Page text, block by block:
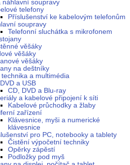
náhlavní soupravy
telefony
Příslušenství ke kabelovým telefonům
soupravy
Telefonní sluchátka s mikrofonem
věšáky
věšáky
věšáky
na deštníky
a multimédia
a USB
CD, DVD a Blu-ray
a kabelové připojení k síti
Kabelové průchodky a žlaby
zařízení
Klávesnice, myši a numerické
klávesnice
pro PC, notebooky a tablety
Čistění výpočetní techniky
Opěrky zápěstí
Podložky pod myš